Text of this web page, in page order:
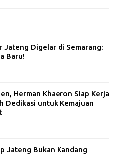
Jateng Digelar di Semarang:
Baru!
Herman Khaeron Siap Kerja
Dedikasi untuk Kemajuan
Jateng Bukan Kandang